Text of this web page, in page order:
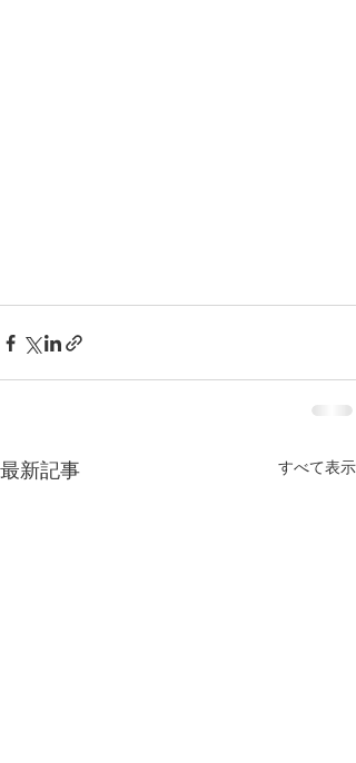
最新記事 すべて表示